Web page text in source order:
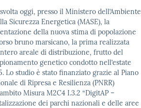
oggi, presso il Ministero dell’Ambiente
Sicurezza Energetica (MASE), la
della nuova stima di popolazione
bruno marsicano, la prima realizzata
areale di distribuzione, frutto del
genetico condotto nell’estate
Lo studio è stato finanziato grazie al Piano
di Ripresa e Resilienza (PNRR)
Misura M2C4 I.3.2 “DigitAP –
dei parchi nazionali e delle aree